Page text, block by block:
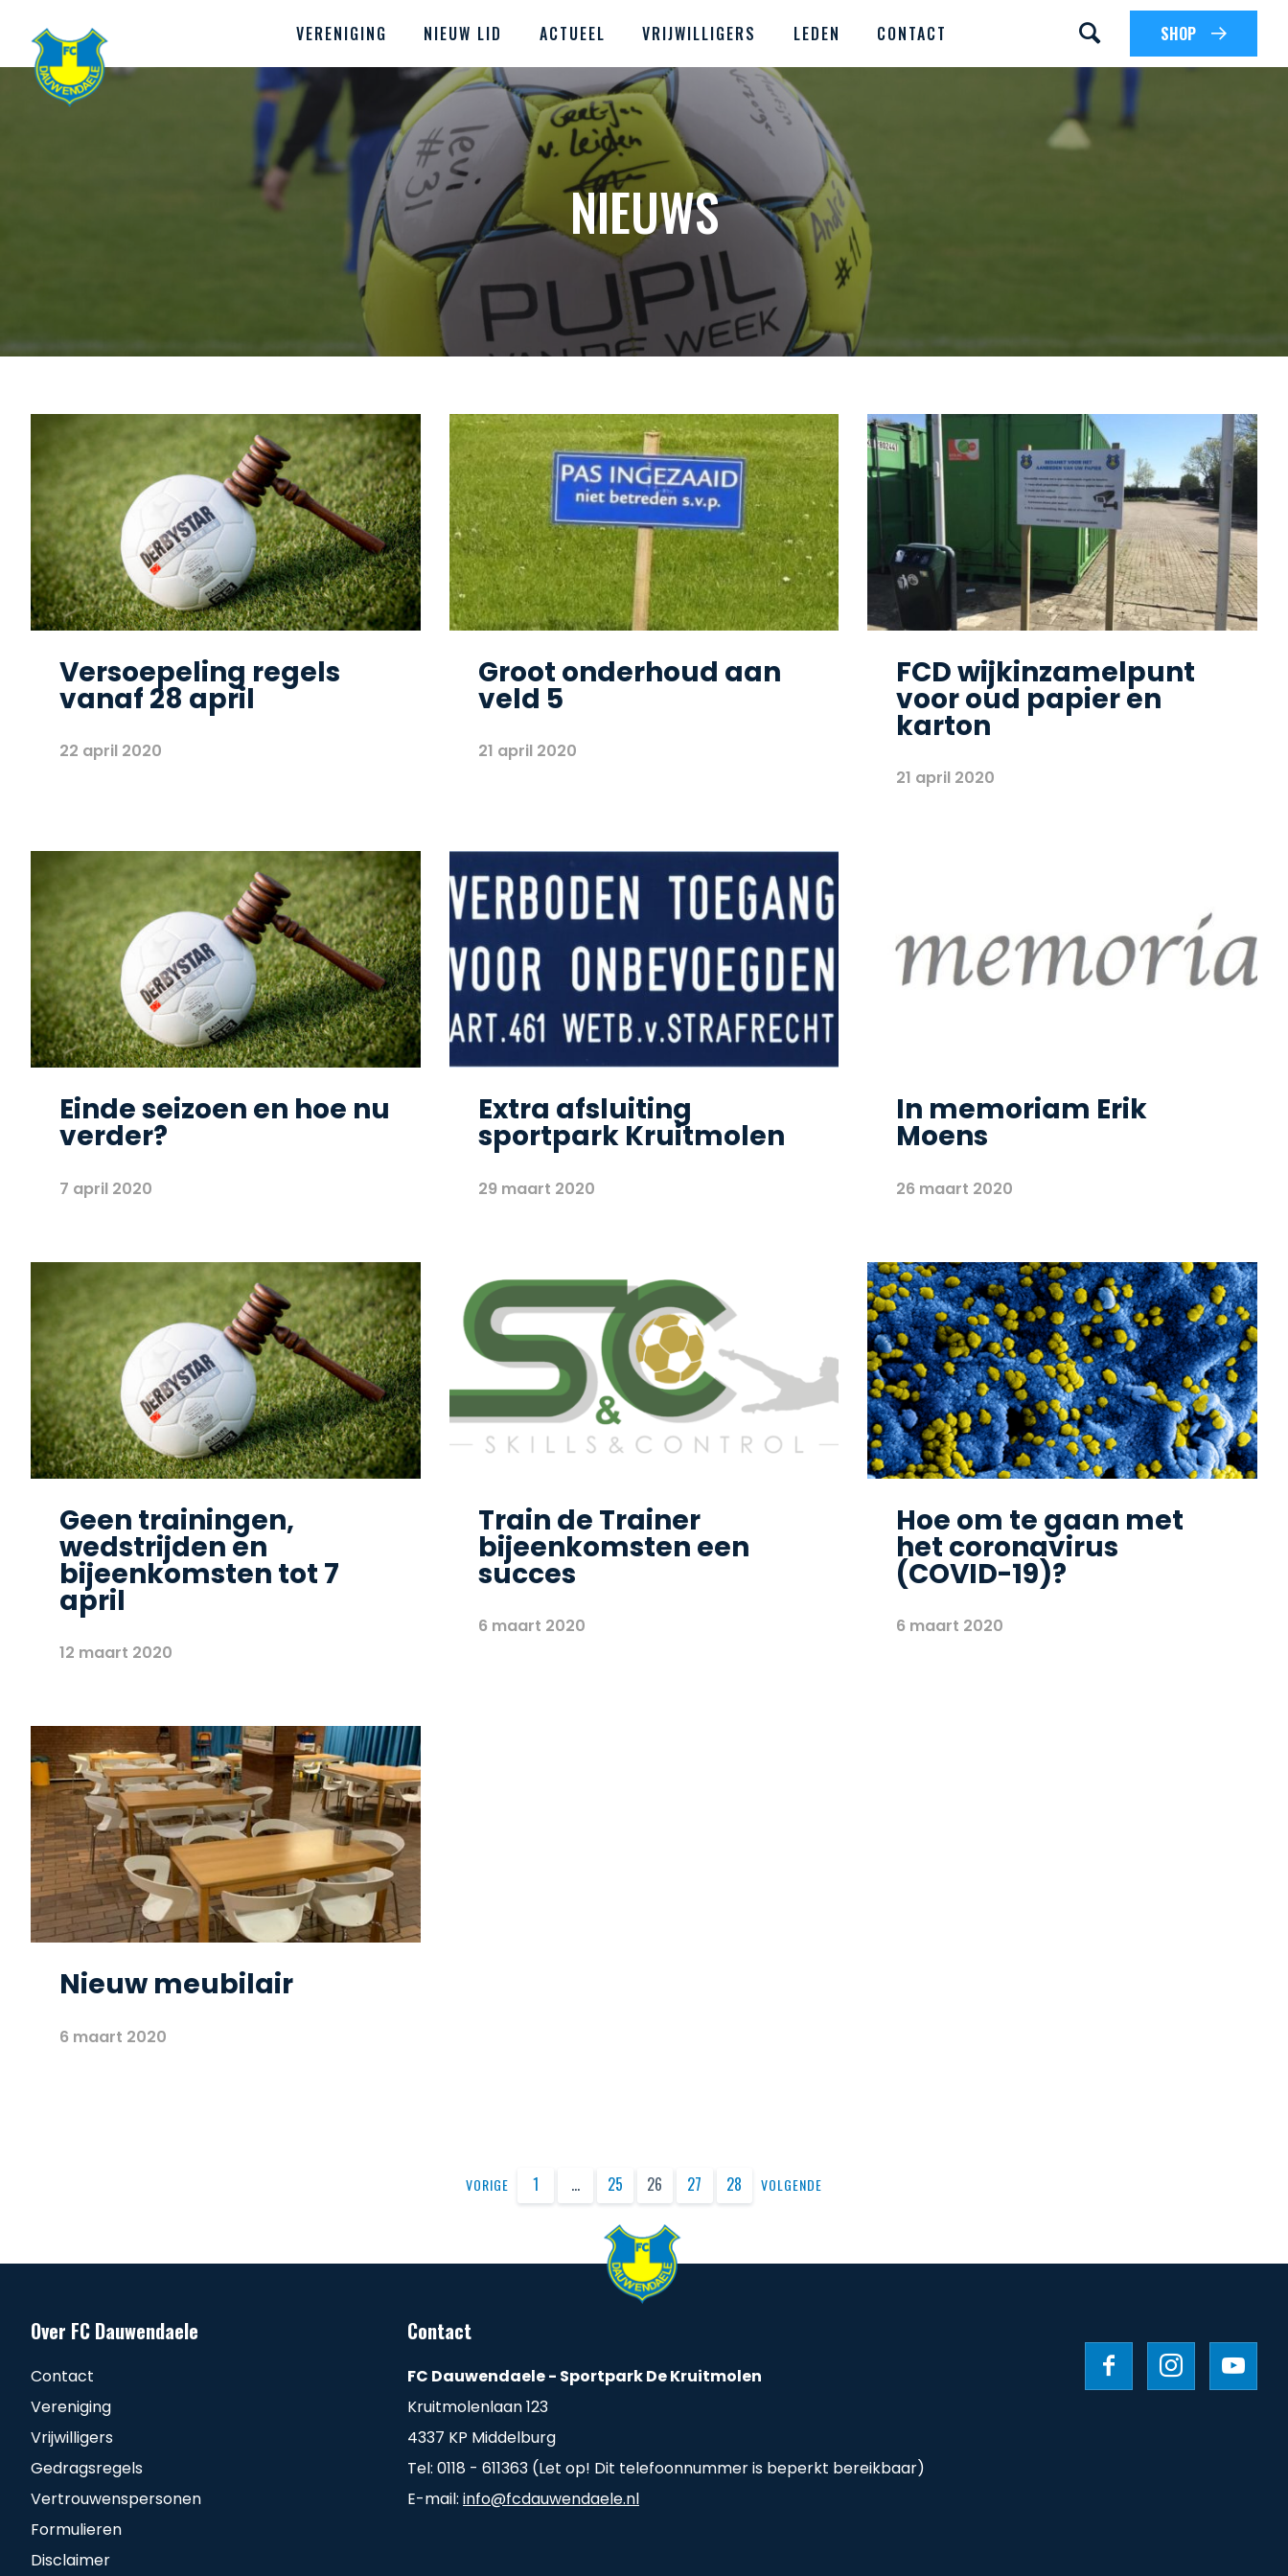
VERENIGING NIEUW LID ACTUEEL VRIJWILLIGERS LEDEN CONTACT SHOP
NIEUWS
Versoepeling regels
vanaf 28 april
22 april 2020
Groot onderhoud aan
veld 5
21 april 2020
FCD wijkinzamelpunt
voor oud papier en
karton
21 april 2020
Einde seizoen en hoe nu
verder?
7 april 2020
Extra afsluiting
sportpark Kruitmolen
29 maart 2020
In memoriam Erik
Moens
26 maart 2020
Geen trainingen,
wedstrijden en
bijeenkomsten tot 7
april
12 maart 2020
Train de Trainer
bijeenkomsten een
succes
6 maart 2020
Hoe om te gaan met
het coronavirus
(COVID-19)?
6 maart 2020
Nieuw meubilair
6 maart 2020
VORIGE 1 … 25 26 27 28 VOLGENDE
Over FC Dauwendaele
Contact
Vereniging
Vrijwilligers
Gedragsregels
Vertrouwenspersonen
Formulieren
Disclaimer
Contact
FC Dauwendaele - Sportpark De Kruitmolen
Kruitmolenlaan 123
4337 KP Middelburg
Tel: 0118 - 611363 (Let op! Dit telefoonnummer is beperkt bereikbaar)
E-mail: info@fcdauwendaele.nl